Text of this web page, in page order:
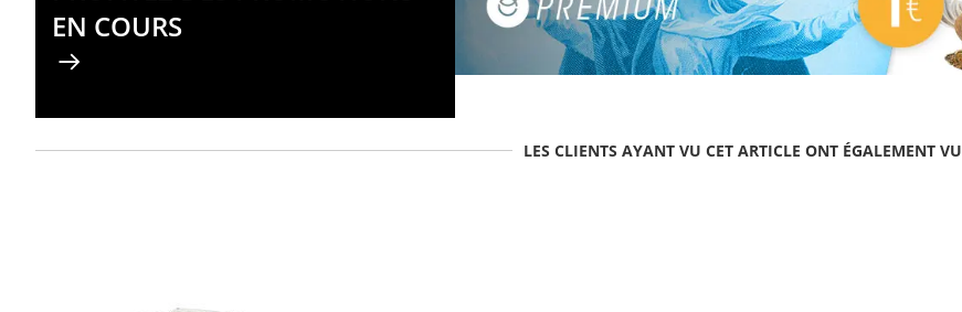
EN COURS
LES CLIENTS AYANT VU CET ARTICLE ONT ÉGALEMENT VU